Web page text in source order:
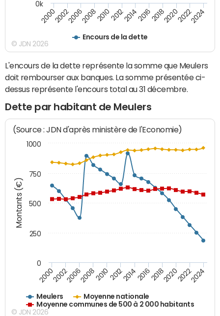
Encours de la dette
200020022006200820102012201420162018202020222024
0k
© JDN 2026
L'encours de la dette représente la somme que Meulers
doit rembourser aux banques. La somme présentée ci-
dessus représente l'encours total au 31 décembre.
Dette par habitant de Meulers
Montants (€)
(Source : JDN d'après ministère de l'Economie)
Meulers
Moyenne nationale
Moyenne communes de 500 à 2 000 habitants
200020022006200820102012201420162018202020222024
0
250
500
750
1000
© JDN 2026